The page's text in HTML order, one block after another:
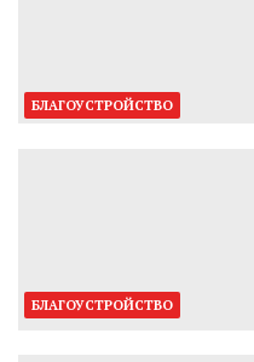
БЛАГОУСТРОЙСТВО
БЛАГОУСТРОЙСТВО